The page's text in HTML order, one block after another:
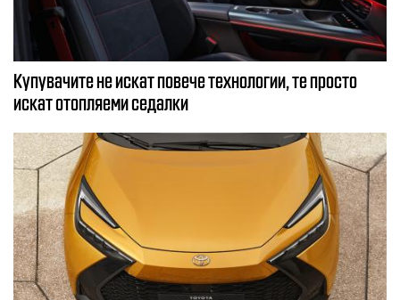
Купувачите не искат повече технологии, те просто
искат отопляеми седалки